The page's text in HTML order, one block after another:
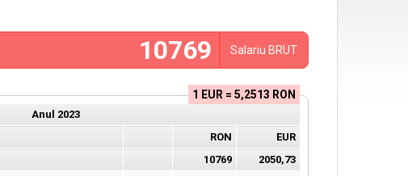
Salariu BRUT
1 EUR = 5,2513 RON
Anul 2023
RON
EUR
10769
2050,73